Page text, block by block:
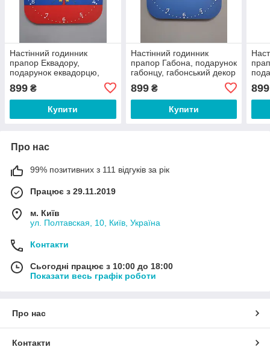
Настінний годинник
прапор Еквадору,
подарунок еквадорцю,
899 ₴
Купити
Настінний годинник
прапор Габона, подарунок
габонцу, габонський декор
899₴
Купити
899
Про нас
99% позитивних з 111 відгуків за рік
Працює з 29.11.2019
м. Київ
ул. Полтавская, 10, Київ, Україна
Контакти
Сьогодні працює з 10:00 до 18:00
Показати весь графік роботи
Про нас
Контакти